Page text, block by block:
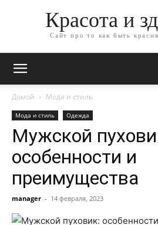
Красота и
Сайт про то как быть
Домой Мода и стиль
Мода и стиль Одежда
Мужской
особенности и
преимущества
manager - 14 февраля, 2023